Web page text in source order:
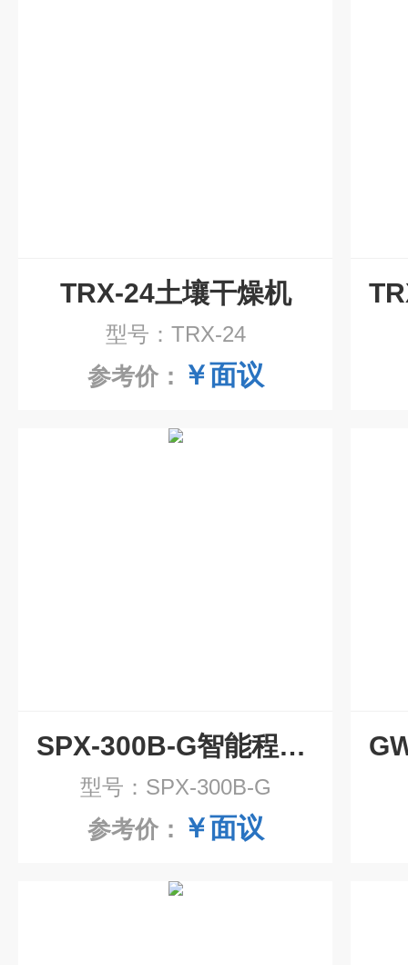
TRX-24土壤干燥机
型号：TRX-24
参考价： ￥面议
SPX-300B-G智能程控光照培养箱厂家
型号：SPX-300B-G
参考价： ￥面议